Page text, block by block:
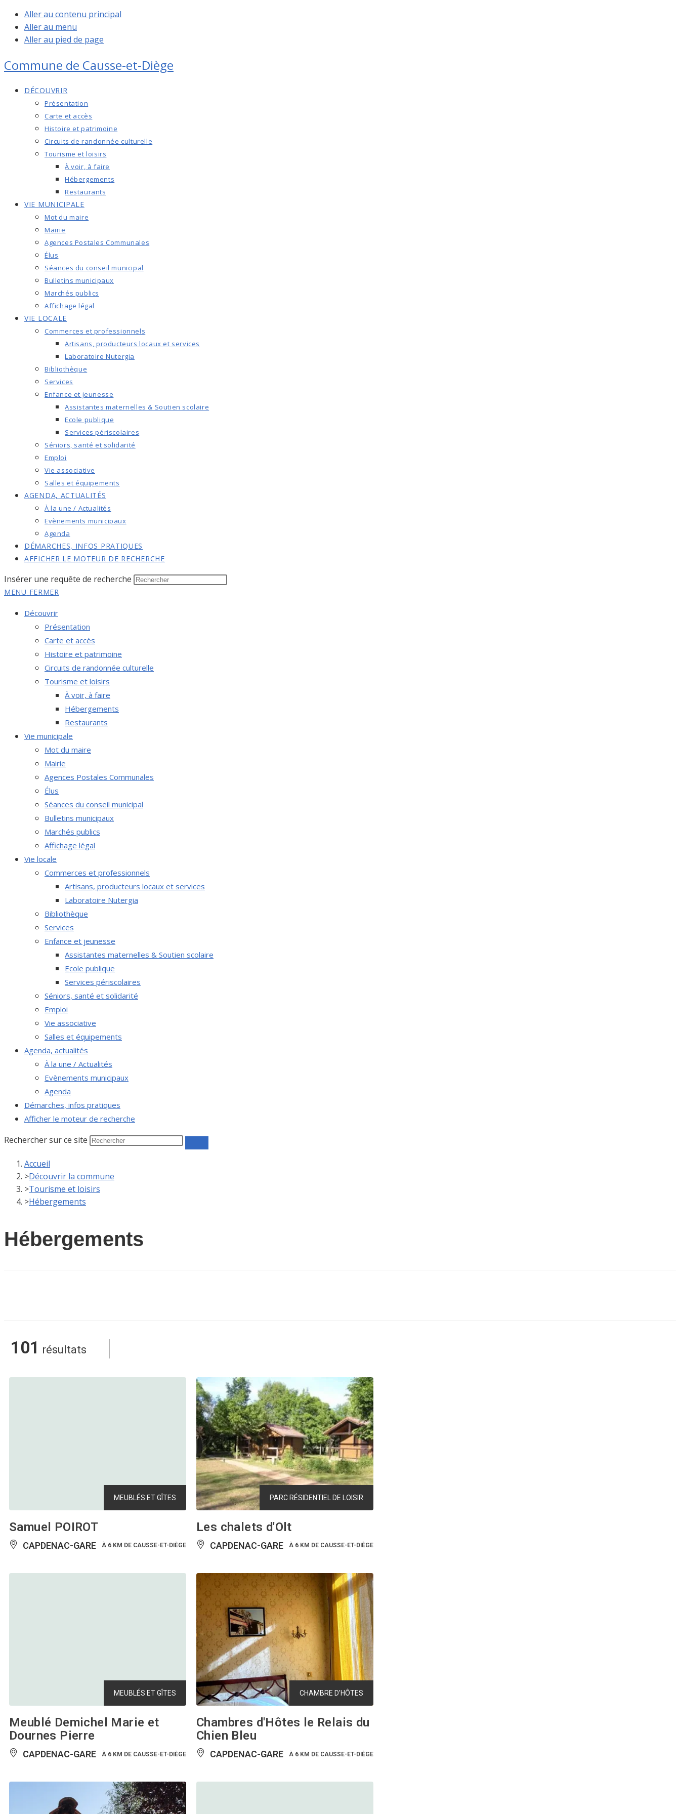
Aller au contenu principal
Aller au menu
Aller au pied de page
Commune de Causse-et-Diège
DÉCOUVRIR
Présentation
Carte et accès
Histoire et patrimoine
Circuits de randonnée culturelle
Tourisme et loisirs
À voir, à faire
Hébergements
Restaurants
VIE MUNICIPALE
Mot du maire
Mairie
Agences Postales Communales
Élus
Séances du conseil municipal
Bulletins municipaux
Marchés publics
Affichage légal
VIE LOCALE
Commerces et professionnels
Artisans, producteurs locaux et services
Laboratoire Nutergia
Bibliothèque
Services
Enfance et jeunesse
Assistantes maternelles & Soutien scolaire
Ecole publique
Services périscolaires
Séniors, santé et solidarité
Emploi
Vie associative
Salles et équipements
AGENDA, ACTUALITÉS
À la une / Actualités
Evènements municipaux
Agenda
DÉMARCHES, INFOS PRATIQUES
AFFICHER LE MOTEUR DE RECHERCHE
Insérer une requête de recherche
MENU FERMER
Découvrir
Présentation
Carte et accès
Histoire et patrimoine
Circuits de randonnée culturelle
Tourisme et loisirs
À voir, à faire
Hébergements
Restaurants
Vie municipale
Mot du maire
Mairie
Agences Postales Communales
Élus
Séances du conseil municipal
Bulletins municipaux
Marchés publics
Affichage légal
Vie locale
Commerces et professionnels
Artisans, producteurs locaux et services
Laboratoire Nutergia
Bibliothèque
Services
Enfance et jeunesse
Assistantes maternelles & Soutien scolaire
Ecole publique
Services périscolaires
Séniors, santé et solidarité
Emploi
Vie associative
Salles et équipements
Agenda, actualités
À la une / Actualités
Evènements municipaux
Agenda
Démarches, infos pratiques
Afficher le moteur de recherche
Rechercher sur ce site
Accueil
>Découvrir la commune
>Tourisme et loisirs
>Hébergements
Hébergements
101 résultats
MEUBLÉS ET GÎTES
Samuel POIROT
CAPDENAC-GARE À 6 KM DE CAUSSE-ET-DIÈGE
PARC RÉSIDENTIEL DE LOISIR
Les chalets d'Olt
CAPDENAC-GARE À 6 KM DE CAUSSE-ET-DIÈGE
MEUBLÉS ET GÎTES
Meublé Demichel Marie et
Dournes Pierre
CAPDENAC-GARE À 6 KM DE CAUSSE-ET-DIÈGE
CHAMBRE D'HÔTES
Chambres d'Hôtes le Relais du
Chien Bleu
CAPDENAC-GARE À 6 KM DE CAUSSE-ET-DIÈGE